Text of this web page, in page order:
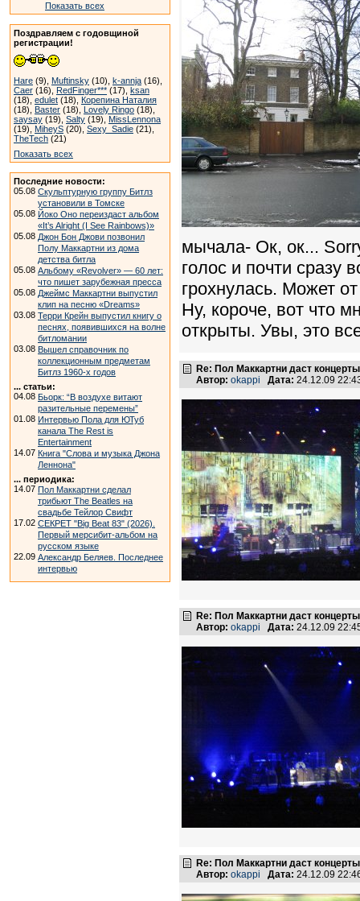
Показать всех
Поздравляем с годовщиной
регистрации!
Hare (9), Muftinsky (10), k-annja (16),
Caer (16), RedFinger*** (17), ksan
(18), edulet (18), Корепина Наталия
(18), Baster (18), Lovely Ringo (18),
saysay (19), Salty (19), MissLennona
(19), MiheyS (20), Sexy_Sadie (21),
TheTech (21)
Показать всех
Последние новости:
05.08 Скульптурную группу Битлз
установили в Томске
05.08 Йоко Оно переиздаст альбом
«It’s Alright (I See Rainbows)»
05.08 Джон Бон Джови позвонил
Полу Маккартни из дома
детства битла
05.08 Альбому «Revolver» — 60 лет:
что пишет зарубежная пресса
05.08 Джеймс Маккартни выпустил
клип на песню «Dreams»
03.08 Терри Крейн выпустил книгу о
песнях, появившихся на волне
битломании
03.08 Вышел справочник по
коллекционным предметам
Битлз 1960-х годов
... статьи:
04.08 Бьорк: “В воздухе витают
разительные перемены”
01.08 Интервью Пола для ЮТуб
канала The Rest is
Entertainment
14.07 Книга "Слова и музыка Джона
Леннона"
... периодика:
14.07 Пол Маккартни сделал
трибьют The Beatles на
свадьбе Тейлор Свифт
17.02 СЕКРЕТ "Big Beat 83" (2026).
Первый мерсибит-альбом на
русском языке
22.09 Александр Беляев. Последнее
интервью
мычала- Ок, ок...
голос и почти сразу
грохнулась. Может
Ну, короче, вот что
открыты. Увы, это
Re: Пол Маккартни даст
Автор: okappi Дата: 24.12.09
Re: Пол Маккартни даст
Автор: okappi Дата: 24.12.09
Re: Пол Маккартни даст
Автор: okappi Дата: 24.12.09